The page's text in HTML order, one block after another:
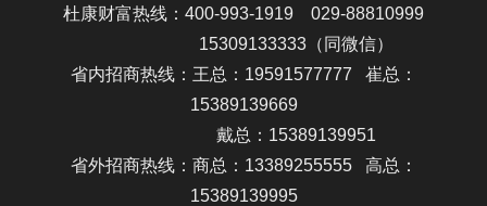
杜康财富热线：400-993-1919 029-88810999
15309133333（同微信）
省内招商热线：王总：19591577777 崔总：
15389139669
戴总：15389139951
省外招商热线：商总：13389255555 高总：
15389139995